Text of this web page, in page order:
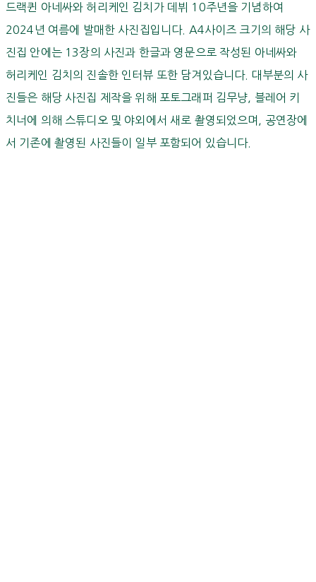
드랙퀸 아네싸와 허리케인 김치가 데뷔 10주년을 기념하여
2024년 여름에 발매한 사진집입니다. A4사이즈 크기의 해당 사
진집 안에는 13장의 사진과 한글과 영문으로 작성된 아네싸와
허리케인 김치의 진솔한 인터뷰 또한 담겨있습니다. 대부분의 사
진들은 해당 사진집 제작을 위해 포토그래퍼 김무냥, 블레어 키
치너에 의해 스튜디오 및 야외에서 새로 촬영되었으며, 공연장에
서 기존에 촬영된 사진들이 일부 포함되어 있습니다.